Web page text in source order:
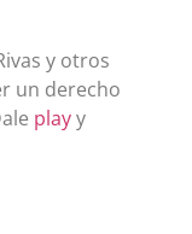
y otros
un derecho
playy